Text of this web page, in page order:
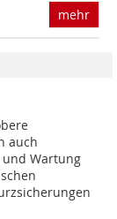
mehr
auch
Wartung